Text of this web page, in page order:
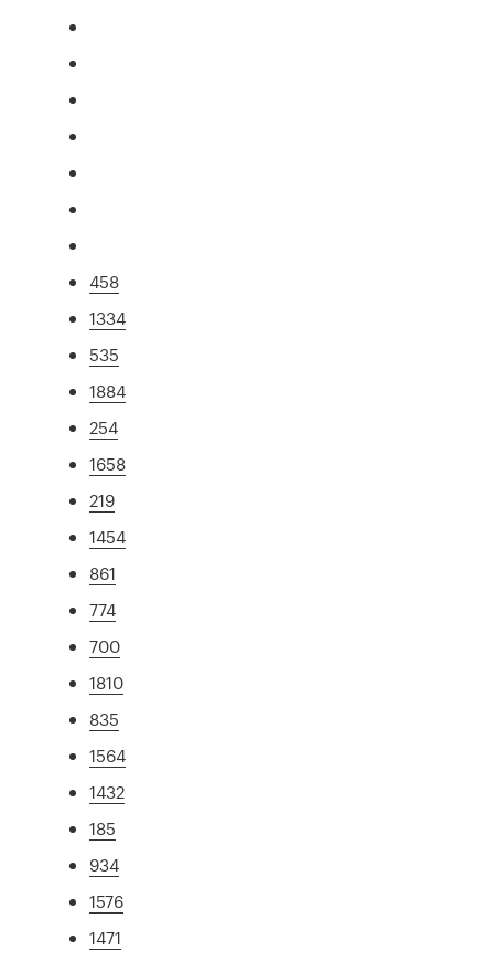
458
1334
535
1884
254
1658
219
1454
861
774
700
1810
835
1564
1432
185
934
1576
1471